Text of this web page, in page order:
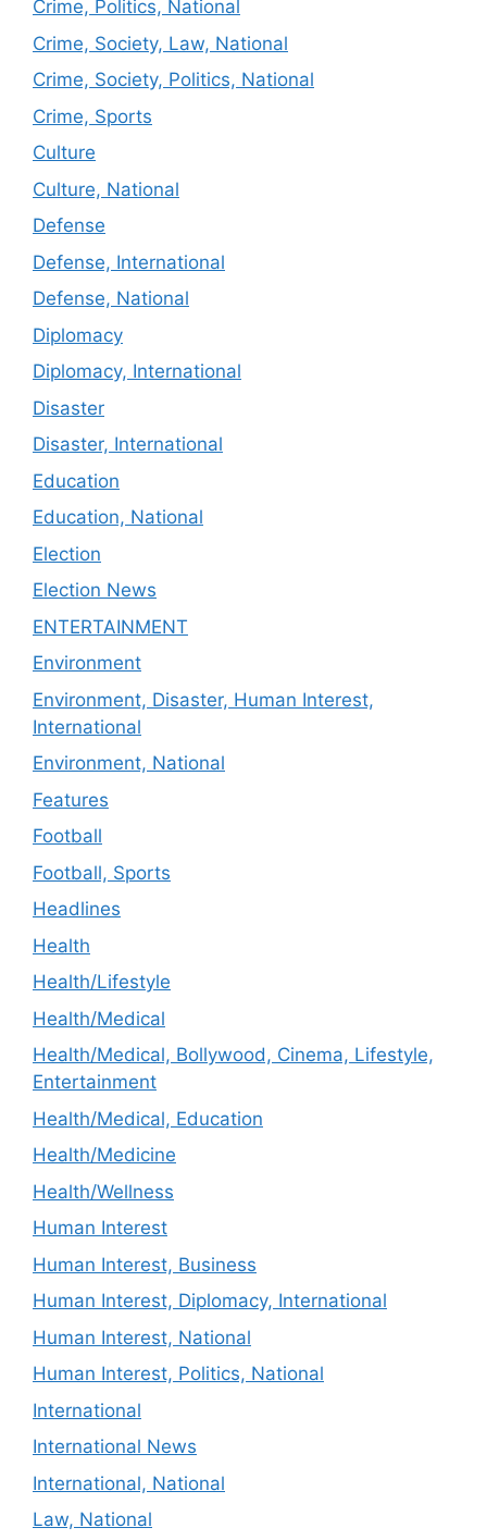
Crime, Politics, National
Crime, Society, Law, National
Crime, Society, Politics, National
Crime, Sports
Culture
Culture, National
Defense
Defense, International
Defense, National
Diplomacy
Diplomacy, International
Disaster
Disaster, International
Education
Education, National
Election
Election News
ENTERTAINMENT
Environment
Environment, Disaster, Human Interest,
International
Environment, National
Features
Football
Football, Sports
Headlines
Health
Health/Lifestyle
Health/Medical
Health/Medical, Bollywood, Cinema, Lifestyle,
Entertainment
Health/Medical, Education
Health/Medicine
Health/Wellness
Human Interest
Human Interest, Business
Human Interest, Diplomacy, International
Human Interest, National
Human Interest, Politics, National
International
International News
International, National
Law, National